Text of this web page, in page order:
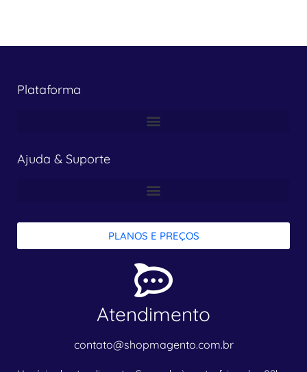
Plataforma
Ajuda & Suporte
PLANOS E PREÇOS
Atendimento
contato@shopmagento.com.br